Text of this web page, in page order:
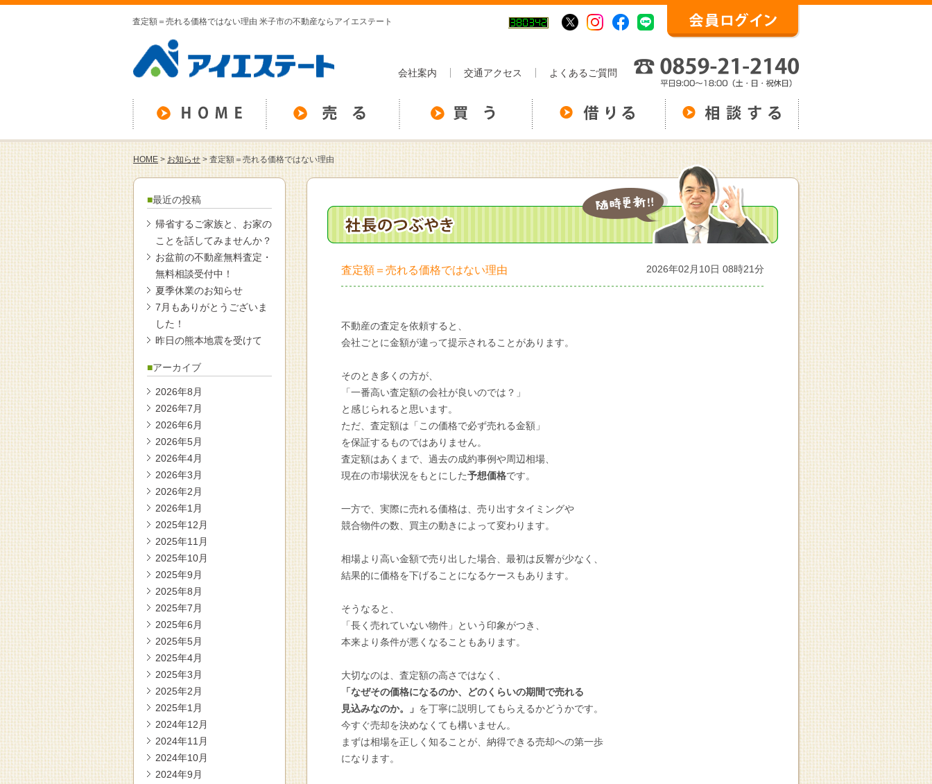
査定額＝売れる価格ではない理由 米子市の不動産ならアイエステート
会社案内 交通アクセス よくあるご質問
HOME>お知らせ>査定額＝売れる価格ではない理由
査定額＝売れる価格ではない理由 2026年02月10日 08時21分
不動産の査定を依頼すると、
会社ごとに金額が違って提示されることがあります。
そのとき多くの方が、
「一番高い査定額の会社が良いのでは？」
と感じられると思います。
ただ、査定額は「この価格で必ず売れる金額」
を保証するものではありません。
査定額はあくまで、過去の成約事例や周辺相場、
現在の市場状況をもとにした予想価格です。
一方で、実際に売れる価格は、売り出すタイミングや
競合物件の数、買主の動きによって変わります。
相場より高い金額で売り出した場合、最初は反響が少なく、
結果的に価格を下げることになるケースもあります。
そうなると、
「長く売れていない物件」という印象がつき、
本来より条件が悪くなることもあります。
大切なのは、査定額の高さではなく、
「なぜその価格になるのか、どのくらいの期間で売れる
見込みなのか。」 を丁寧に説明してもらえるかどうかです。
今すぐ売却を決めなくても構いません。
まずは相場を正しく知ることが、納得できる売却への第一歩
になります。
最近の投稿
帰省するご家族と、お家の
ことを話してみませんか？
お盆前の不動産無料査定・
無料相談受付中！
夏季休業のお知らせ
7月もありがとうございま
した！
昨日の熊本地震を受けて
アーカイブ
2026年8月
2026年7月
2026年6月
2026年5月
2026年4月
2026年3月
2026年2月
2026年1月
2025年12月
2025年11月
2025年10月
2025年9月
2025年8月
2025年7月
2025年6月
2025年5月
2025年4月
2025年3月
2025年2月
2025年1月
2024年12月
2024年11月
2024年10月
2024年9月